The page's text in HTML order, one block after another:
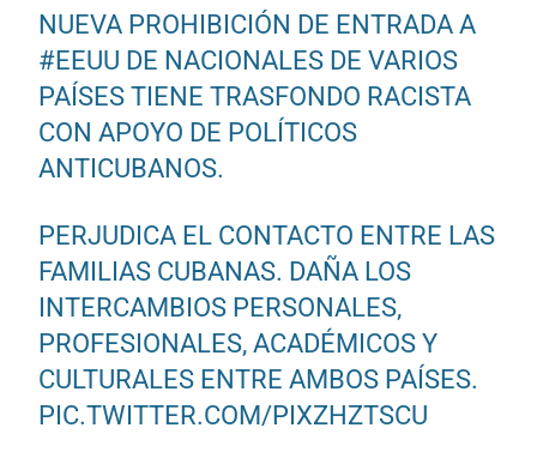
NUEVA PROHIBICIÓN DE ENTRADA A
#EEUU DE NACIONALES DE VARIOS
PAÍSES TIENE TRASFONDO RACISTA
CON APOYO DE POLÍTICOS
ANTICUBANOS.
PERJUDICA EL CONTACTO ENTRE LAS
FAMILIAS CUBANAS. DAÑA LOS
INTERCAMBIOS PERSONALES,
PROFESIONALES, ACADÉMICOS Y
CULTURALES ENTRE AMBOS PAÍSES.
PIC.TWITTER.COM/PIXZHZTSCU